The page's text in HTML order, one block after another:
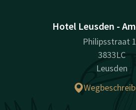
Hotel Leusden -
Philipsstraat
3833LC
Leusden